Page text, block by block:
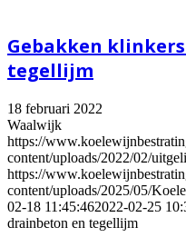
Gebakken
tegellijm
18 februari 2022
Waalwijk
https://
content/uploads/2022/02/
https://
content/uploads/2025/05/
02-18 11:45:462022-02-25
drainbeton en tegellijm